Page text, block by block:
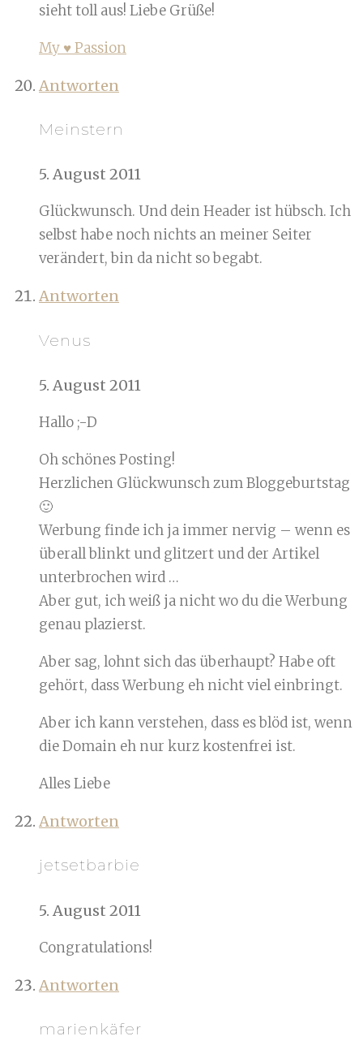
sieht toll aus! Liebe Grüße!
My ♥ Passion
Antworten
Meinstern
5. August 2011
Glückwunsch. Und dein Header ist hübsch. Ich
selbst habe noch nichts an meiner Seiter
verändert, bin da nicht so begabt.
Antworten
Venus
5. August 2011
Hallo ;-D
Oh schönes Posting!
Herzlichen Glückwunsch zum Bloggeburtstag
🙂
Werbung finde ich ja immer nervig – wenn es
überall blinkt und glitzert und der Artikel
unterbrochen wird …
Aber gut, ich weiß ja nicht wo du die Werbung
genau plazierst.
Aber sag, lohnt sich das überhaupt? Habe oft
gehört, dass Werbung eh nicht viel einbringt.
Aber ich kann verstehen, dass es blöd ist, wenn
die Domain eh nur kurz kostenfrei ist.
Alles Liebe
Antworten
jetsetbarbie
5. August 2011
Congratulations!
Antworten
marienkäfer